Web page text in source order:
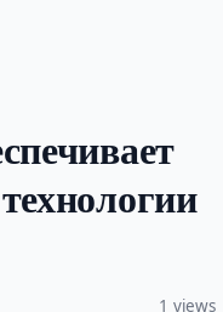
1 views